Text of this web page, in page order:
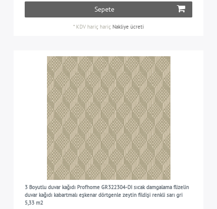
Sepete
* KDV hariç hariç Nakliye ücreti
3 Boyutlu duvar kağıdı Profhome GR322304-DI sıcak damgalama flizelin
duvar kağıdı kabartmalı eşkenar dörtgenle zeytin fildişi renkli sarı gri
5,33 m2